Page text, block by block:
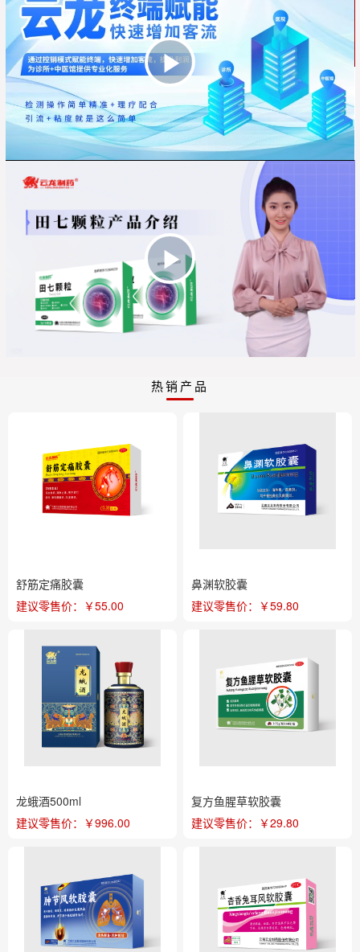
Play
Video
Play
Video
热销产品
舒筋定痛胶囊
建议零售价：￥55.00
鼻渊软胶囊
建议零售价：￥59.80
龙蛾酒500ml
建议零售价：￥996.00
复方鱼腥草软胶囊
建议零售价：￥29.80